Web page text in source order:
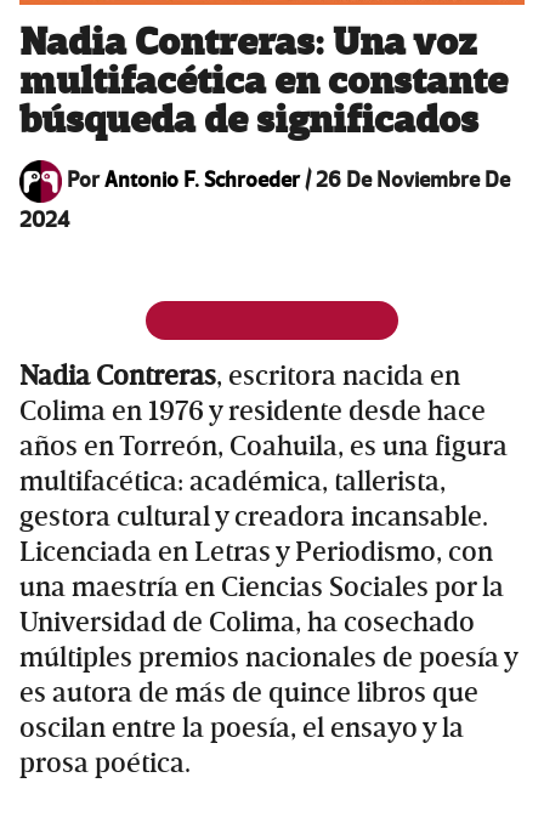
Nadia Contreras: Una voz
multifacética en constante
búsqueda de significados
PorAntonio F. Schroeder/26 De Noviembre De
2024
Nadia Contreras, escritora nacida en
Colima en 1976 y residente desde hace
años en Torreón, Coahuila, es una figura
multifacética: académica, tallerista,
gestora cultural y creadora incansable.
Licenciada en Letras y Periodismo, con
una maestría en Ciencias Sociales por la
Universidad de Colima, ha cosechado
múltiples premios nacionales de poesía y
es autora de más de quince libros que
oscilan entre la poesía, el ensayo y la
prosa poética.